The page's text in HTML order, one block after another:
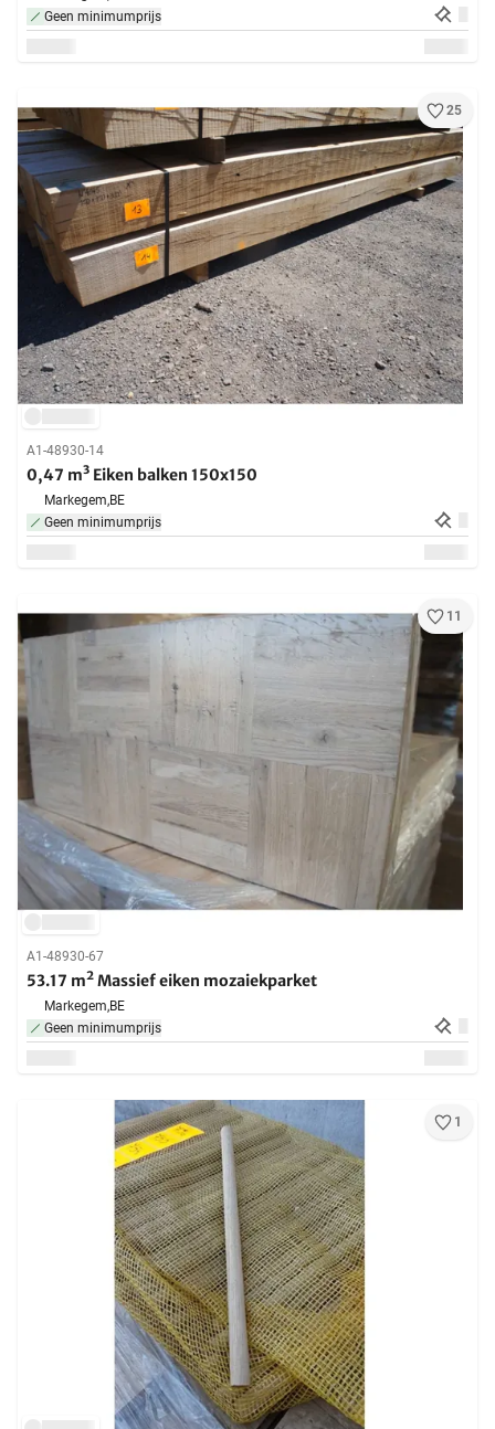
Geen minimumprijs
25
A1-48930-14
0,47 m³ Eiken balken 150x150
Markegem,BE
Geen minimumprijs
11
A1-48930-67
53.17 m² Massief eiken mozaiekparket
Markegem,BE
Geen minimumprijs
1